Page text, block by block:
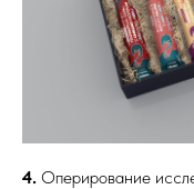
4. Оперирование